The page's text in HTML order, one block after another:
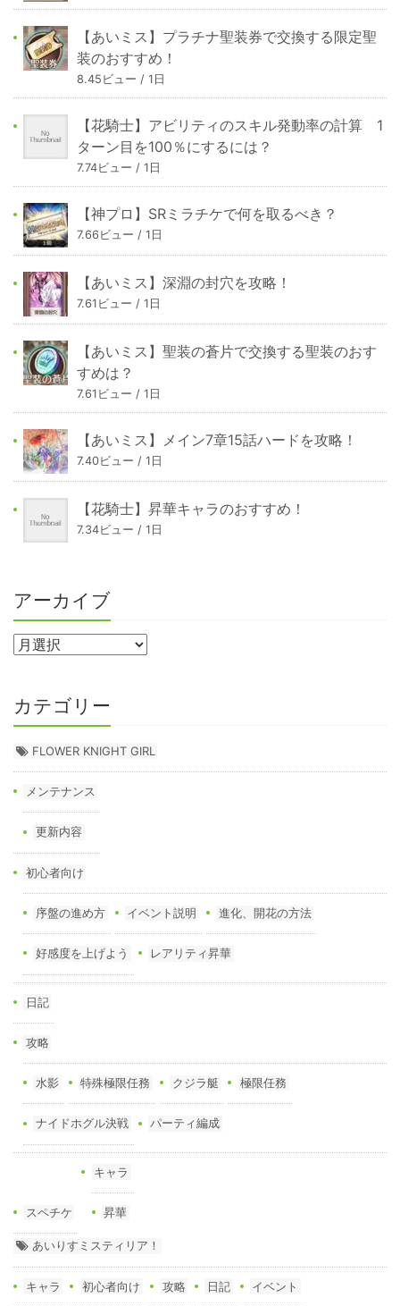
【あいミス】プラチナ聖装券で交換する限定聖
装のおすすめ！
8.45ビュー / 1日
【花騎士】アビリティのスキル発動率の計算 1
ターン目を100％にするには？
7.74ビュー / 1日
【神プロ】SRミラチケで何を取るべき？
7.66ビュー / 1日
【あいミス】深淵の封穴を攻略！
7.61ビュー / 1日
【あいミス】聖装の蒼片で交換する聖装のおす
すめは？
7.61ビュー / 1日
【あいミス】メイン7章15話ハードを攻略！
7.40ビュー / 1日
【花騎士】昇華キャラのおすすめ！
7.34ビュー / 1日
アーカイブ
カテゴリー
FLOWER KNIGHT GIRL
メンテナンス
更新内容
初心者向け
序盤の進め方 イベント説明 進化、開花の方法
好感度を上げよう レアリティ昇華
日記
攻略
水影 特殊極限任務 クジラ艇 極限任務
ナイドホグル決戦 パーティ編成
スペチケ
キャラ
昇華
あいりすミスティリア！
キャラ 初心者向け 攻略 日記 イベント